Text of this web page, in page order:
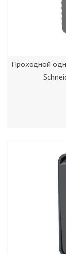
Проходной